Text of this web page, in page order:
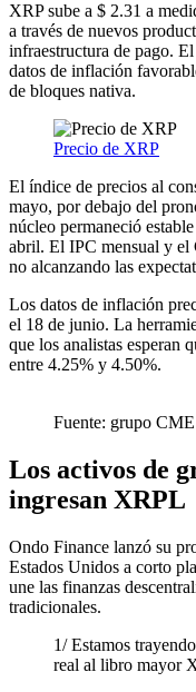
XRP sube a $ 2.31 a
a través de nuevos
infraestructura de pago.
datos de inflación
de bloques nativa.
Precio de XRP
El índice de precios al
mayo, por debajo del
núcleo permaneció
abril. El IPC mensual y el
no alcanzando las
Los datos de inflación
el 18 de junio. La
que los analistas esperan
entre 4.25% y 4.50%.
Fuente: grupo CME
Los activos de
ingresan XRPL
Ondo Finance lanzó su
Estados Unidos a corto
une las finanzas
tradicionales.
1/ Estamos
real al libro mayor